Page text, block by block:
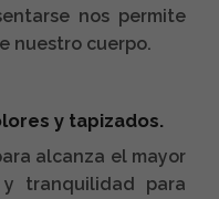
nos permite
nuestro cuerpo.
y tapizados.
alcanza el mayor
tranquilidad para